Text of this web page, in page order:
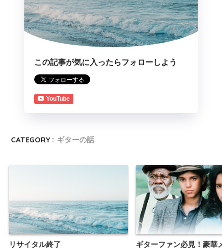
この記事が気に入ったらフォローしよう
YouTube
CATEGORY : ギターの話
リサイタル終了
ギターファン必見！豪華